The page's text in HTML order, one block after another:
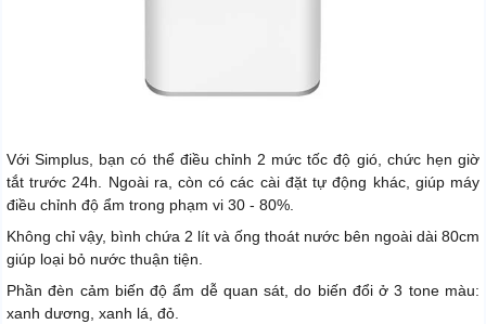
Với Simplus, bạn có thể điều chỉnh 2 mức tốc độ gió, chức hẹn giờ
tắt trước 24h. Ngoài ra, còn có các cài đặt tự động khác, giúp máy
điều chỉnh độ ẩm trong phạm vi 30 - 80%.
Không chỉ vậy, bình chứa 2 lít và ống thoát nước bên ngoài dài 80cm
giúp loại bỏ nước thuận tiện.
Phần đèn cảm biến độ ẩm dễ quan sát, do biến đổi ở 3 tone màu:
xanh dương, xanh lá, đỏ.